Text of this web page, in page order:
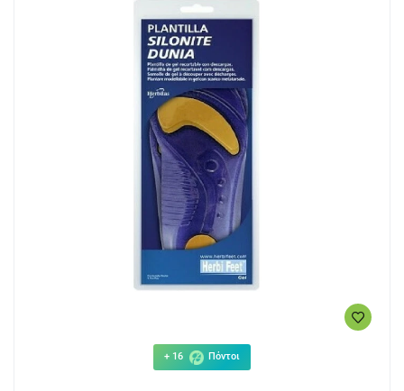
+ 16 Πόντοι